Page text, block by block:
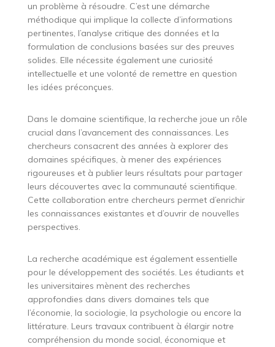
un problème à résoudre. C’est une démarche
méthodique qui implique la collecte d’informations
pertinentes, l’analyse critique des données et la
formulation de conclusions basées sur des preuves
solides. Elle nécessite également une curiosité
intellectuelle et une volonté de remettre en question
les idées préconçues.
Dans le domaine scientifique, la recherche joue un rôle
crucial dans l’avancement des connaissances. Les
chercheurs consacrent des années à explorer des
domaines spécifiques, à mener des expériences
rigoureuses et à publier leurs résultats pour partager
leurs découvertes avec la communauté scientifique.
Cette collaboration entre chercheurs permet d’enrichir
les connaissances existantes et d’ouvrir de nouvelles
perspectives.
La recherche académique est également essentielle
pour le développement des sociétés. Les étudiants et
les universitaires mènent des recherches
approfondies dans divers domaines tels que
l’économie, la sociologie, la psychologie ou encore la
littérature. Leurs travaux contribuent à élargir notre
compréhension du monde social, économique et